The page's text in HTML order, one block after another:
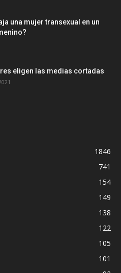
una mujer transexual en un
eligen las medias cortadas
1846
741
154
149
138
122
105
101